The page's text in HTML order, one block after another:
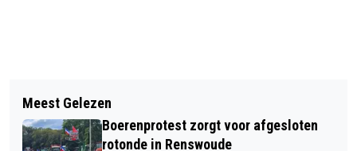
NACHTZWALUWEXCURSIE - BELEEF
DE NATUUR BIJ NATUURCENTRUM DE
GINKEL
A30 BARNEVELD RICHTING EDE
EERDER OPEN
Meest Gelezen
Boerenprotest zorgt voor afgesloten
rotonde in Renswoude